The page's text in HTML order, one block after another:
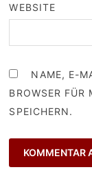
WEBSITE
NAME, E-
BROWSER FÜR
SPEICHERN.